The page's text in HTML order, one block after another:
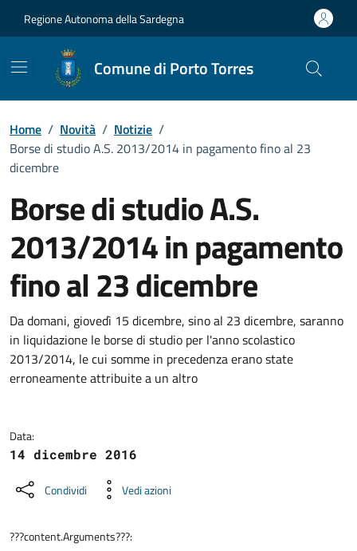
Regione Autonoma della Sardegna
Comune di Porto Torres
Home / Novità / Notizie /
Borse di studio A.S. 2013/2014 in pagamento fino al 23
dicembre
Borse di studio A.S.
2013/2014 in pagamento
fino al 23 dicembre
Dettagli della notizia
Da domani, giovedì 15 dicembre, sino al 23 dicembre, saranno
in liquidazione le borse di studio per l'anno scolastico
2013/2014, le cui somme in precedenza erano state
erroneamente attribuite a un altro
Data:
14 dicembre 2016
Condividi Vedi azioni
???content.Arguments???: